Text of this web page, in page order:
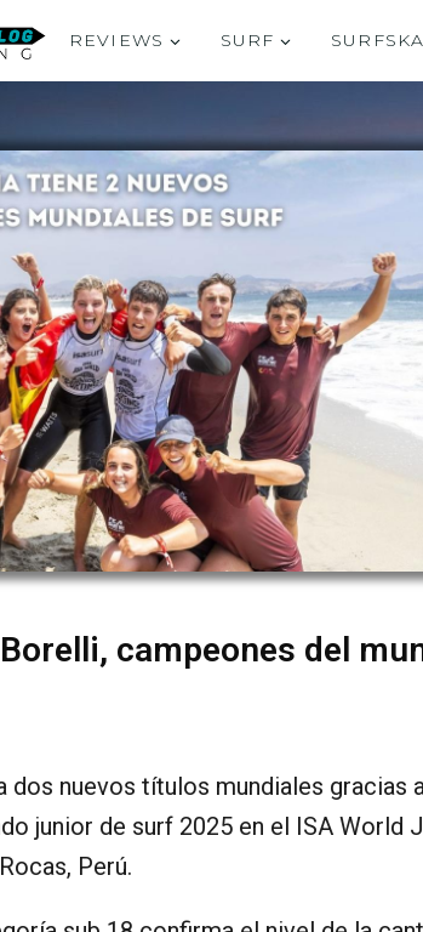
REVIEWS SURF
campeones del
dos nuevos títulos mundiales gracias
junior de surf 2025 en el ISA World
Perú.